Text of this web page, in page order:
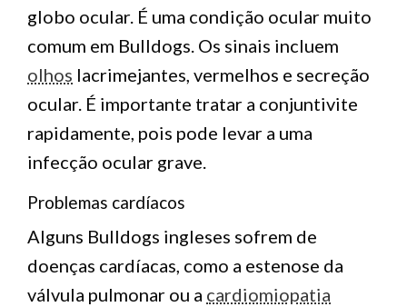
globo ocular. É uma condição ocular muito
comum em Bulldogs. Os sinais incluem
olhos lacrimejantes, vermelhos e secreção
ocular. É importante tratar a conjuntivite
rapidamente, pois pode levar a uma
infecção ocular grave.
Problemas cardíacos
Alguns Bulldogs ingleses sofrem de
doenças cardíacas, como a estenose da
válvula pulmonar ou a cardiomiopatia